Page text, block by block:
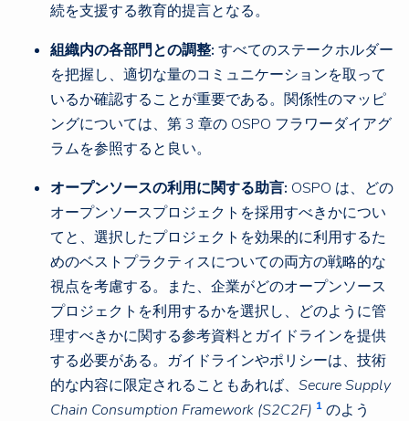
続を支援する教育的提言となる。
組織内の各部門との調整: すべてのステークホルダー
を把握し、適切な量のコミュニケーションを取って
いるか確認することが重要である。関係性のマッピ
ングについては、第 3 章の OSPO フラワーダイアグ
ラムを参照すると良い。
オープンソースの利用に関する助言: OSPO は、どの
オープンソースプロジェクトを採用すべきかについ
てと、選択したプロジェクトを効果的に利用するた
めのベストプラクティスについての両方の戦略的な
視点を考慮する。また、企業がどのオープンソース
プロジェクトを利用するかを選択し、どのように管
理すべきかに関する参考資料とガイドラインを提供
する必要がある。ガイドラインやポリシーは、技術
的な内容に限定されることもあれば、 Secure Supply
Chain Consumption Framework (S2C2F) 1 のよう